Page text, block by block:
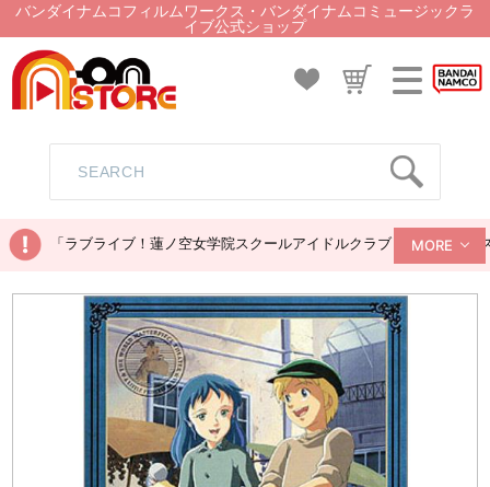
バンダイナムコフィルムワークス・バンダイナムコミュージックラ
イブ公式ショップ
「ラブライブ！蓮ノ空女学院スクールアイドルクラブ ぬいぐるみ
MORE